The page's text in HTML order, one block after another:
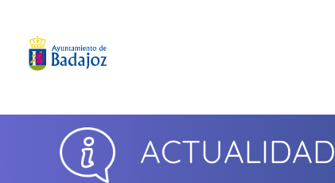
ACTUALIDAD